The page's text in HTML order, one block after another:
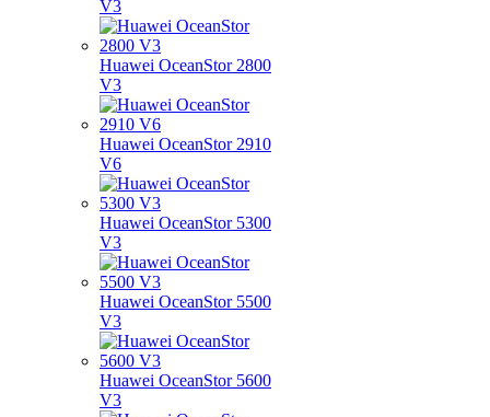
V3
Huawei OceanStor 2800
V3
Huawei OceanStor 2910
V6
Huawei OceanStor 5300
V3
Huawei OceanStor 5500
V3
Huawei OceanStor 5600
V3